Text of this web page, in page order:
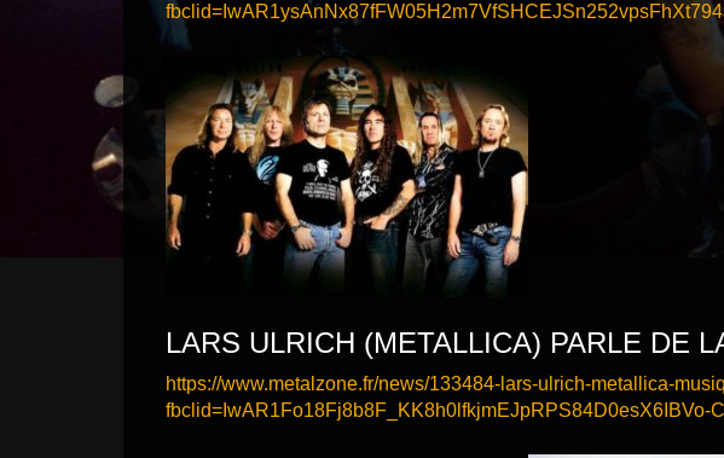
LARS ULRICH (METALLICA) PARLE DE
https://www.metalzone.fr/news/133484-lars-ulrich-metallica-
fbclid=IwAR1Fo18Fj8b8F_KK8h0lfkjmEJpRPS84D0esX6IBVo-